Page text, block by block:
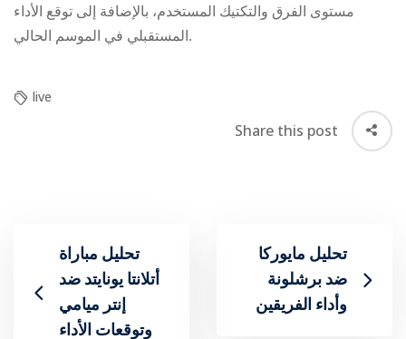
مستوى الفرق والتكتيك المستخدم، بالإضافة إلى توقع الأداء
المستقبلي في الموسم الحالي.
live
Share this post
تحليل مباراة
أتلانتا يونايتد ضد
إنتر ميامي
وتوقعات الأداء
تحليل مايوركا
ضد برشلونة
وأداء الفريقين